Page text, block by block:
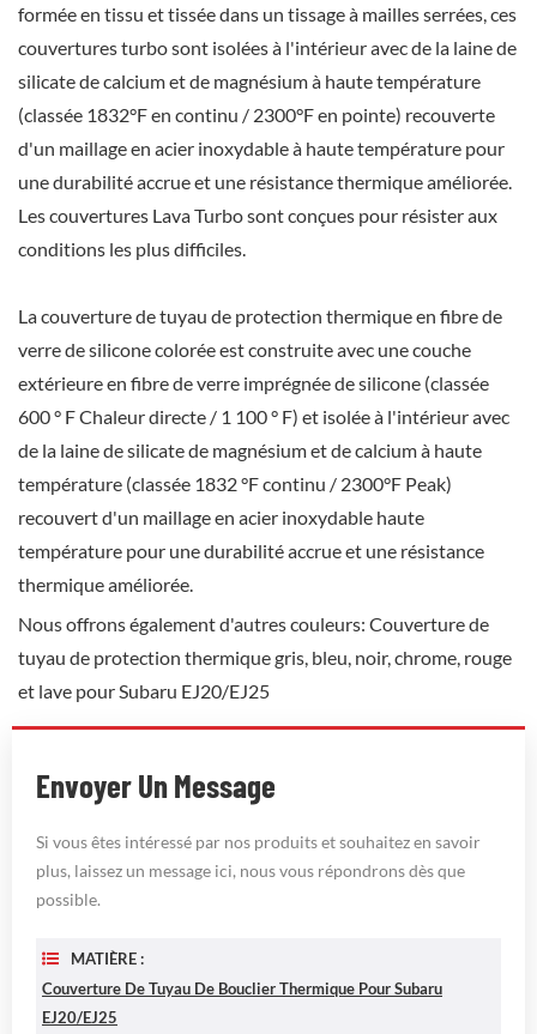
formée en tissu et tissée dans un tissage à mailles serrées, ces
couvertures turbo sont isolées à l'intérieur avec de la laine de
silicate de calcium et de magnésium à haute température
(classée 1832°F en continu / 2300°F en pointe) recouverte
d'un maillage en acier inoxydable à haute température pour
une durabilité accrue et une résistance thermique améliorée.
Les couvertures Lava Turbo sont conçues pour résister aux
conditions les plus difficiles.
La couverture de tuyau de protection thermique en fibre de
verre de silicone colorée est construite avec une couche
extérieure en fibre de verre imprégnée de silicone (classée
600 ° F Chaleur directe / 1 100 ° F) et isolée à l'intérieur avec
de la laine de silicate de magnésium et de calcium à haute
température (classée 1832 °F continu / 2300°F Peak)
recouvert d'un maillage en acier inoxydable haute
température pour une durabilité accrue et une résistance
thermique améliorée.
Nous offrons également d'autres couleurs: Couverture de
tuyau de protection thermique gris, bleu, noir, chrome, rouge
et lave pour Subaru EJ20/EJ25
Envoyer Un Message
Si vous êtes intéressé par nos produits et souhaitez en savoir
plus, laissez un message ici, nous vous répondrons dès que
possible.
MATIÈRE :
Couverture De Tuyau De Bouclier Thermique Pour Subaru
EJ20/EJ25